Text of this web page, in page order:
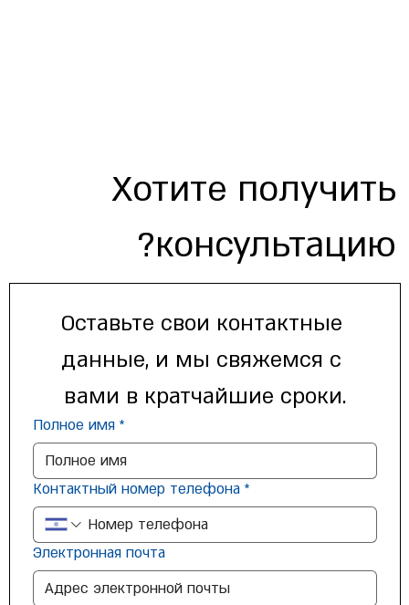
Хотите получить
консультацию?
Оставьте свои контактные
данные, и мы свяжемся с
вами в кратчайшие сроки.
Полное имя *
Контактный номер телефона *
Электронная почта